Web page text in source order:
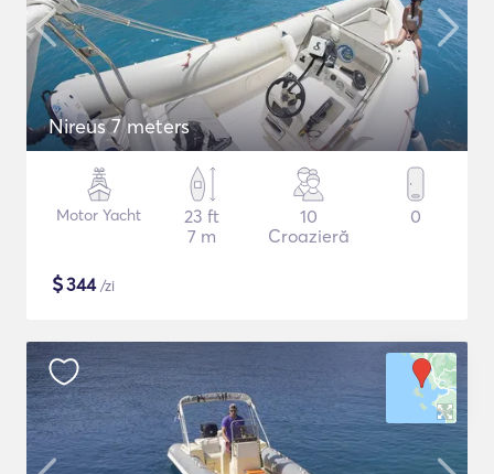
Nireus 7 meters
Motor Yacht
23 ft
7 m
10
Croazieră
0
$344/zi